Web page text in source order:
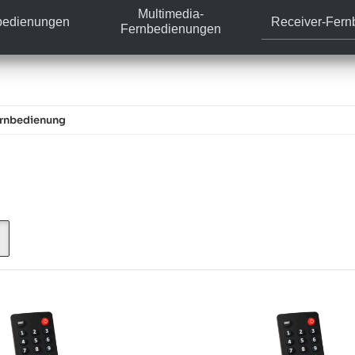
Multimedia-
Fernbedienungen
Receiver-